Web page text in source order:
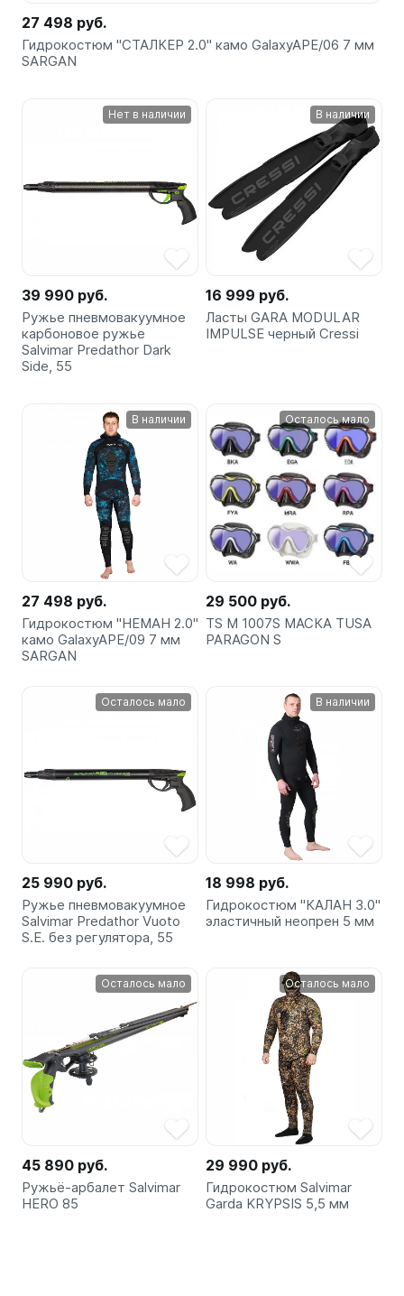
27 498 руб.
Гидрокостюм "СТАЛКЕР 2.0" камо GalaxyAPE/06 7 мм
SARGAN
Нет в наличии
39 990 руб.
Ружье пневмовакуумное
карбоновое ружье
Salvimar Predathor Dark
Side, 55
В наличии
16 999 руб.
Ласты GARA MODULAR
IMPULSE черный Cressi
В наличии
27 498 руб.
Гидрокостюм "НЕМАН 2.0"
камо GalaxyAPE/09 7 мм
SARGAN
Осталось мало
29 500 руб.
TS M 1007S МАСКА TUSA
PARAGON S
Осталось мало
25 990 руб.
Ружье пневмовакуумное
Salvimar Predathor Vuoto
S.E. без регулятора, 55
В наличии
18 998 руб.
Гидрокостюм "КАЛАН 3.0"
эластичный неопрен 5 мм
Осталось мало
45 890 руб.
Ружьё-арбалет Salvimar
HERO 85
Осталось мало
29 990 руб.
Гидрокостюм Salvimar
Garda KRYPSIS 5,5 мм